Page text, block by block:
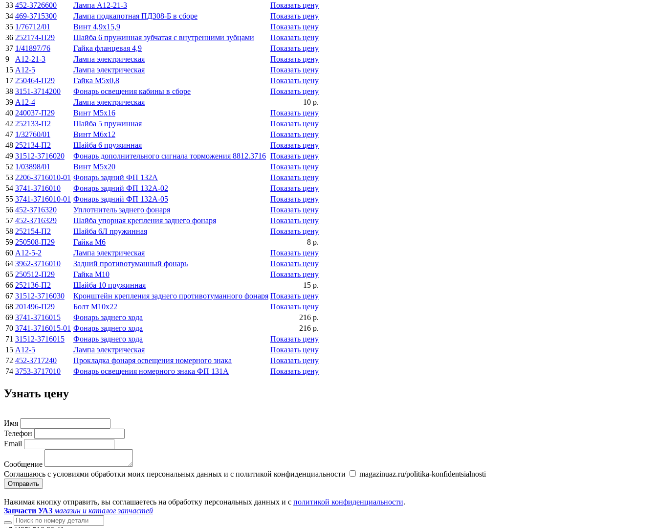
33 452-3726600 Лампа А12-21-3
Показать цену
34 469-3715300 Лампа подкапотная ПД308-Б в сборе
Показать цену
35 1/76712/01 Винт 4,9x15,9
Показать цену
36 252174-П29 Шайба 6 пружинная зубчатая с внутренними зубцами
Показать цену
37 1/41897/76 Гайка фланцевая 4,9
Показать цену
9
А12-21-3 Лампа электрическая
Показать цену
15 А12-5 Лампа электрическая
Показать цену
17 250464-П29 Гайка М5х0,8
Показать цену
38 3151-3714200 Фонарь освещения кабины в сборе
Показать цену
39 А12-4 Лампа электрическая
10 р.
40 240037-П29 Винт М5х16
Показать цену
42 252133-П2 Шайба 5 пружинная
Показать цену
47 1/32760/01 Винт М6х12
Показать цену
48 252134-П2 Шайба 6 пружинная
Показать цену
49 31512-3716020 Фонарь дополнительного сигнала торможения 8812.3716 Показать цену
52 1/03898/01 Винт М5х20
Показать цену
53 2206-3716010-01 Фонарь задний ФП 132А
Показать цену
54 3741-3716010 Фонарь задний ФП 132А-02
Показать цену
55 3741-3716010-01 Фонарь задний ФП 132А-05
Показать цену
56 452-3716320 Уплотнитель заднего фонаpя
Показать цену
57 452-3716329 Шайба упорная крепления заднего фонаря
Показать цену
58 252154-П2 Шайба 6Л пружинная
Показать цену
59 250508-П29 Гайка М6
8 р.
60 А12-5-2 Лампа электрическая
Показать цену
64 3962-3716010 Задний противотуманный фонарь
Показать цену
65 250512-П29 Гайка М10
Показать цену
66 252136-П2 Шайба 10 пружинная
15 р.
67 31512-3716030 Кронштейн крепления заднего противотуманного фонаря Показать цену
68 201496-П29 Болт М10х22
Показать цену
69 3741-3716015 Фонарь заднего хода
216 р.
70 3741-3716015-01 Фонарь заднего хода
216 р.
71 31512-3716015 Фонарь заднего хода
Показать цену
15 А12-5 Лампа электрическая
Показать цену
72 452-3717240 Прокладка фонаря освещения номерного знака
Показать цену
74 3753-3717010 Фонарь освещения номерного знака ФП 131А Показать цену
Узнать цену
Имя
Телефон
Email
Сообщение
Соглашаюсь с условиями обработки моих персональных данных и с политикой конфиденциальности
magazinuaz.ru/politika-konfidentsialnosti
Отправить
Нажимая кнопку отправить, вы соглашаетесь на обработку персональных данных и с политикой конфиденциальности.
Запчасти УАЗ магазин и каталог запчастей